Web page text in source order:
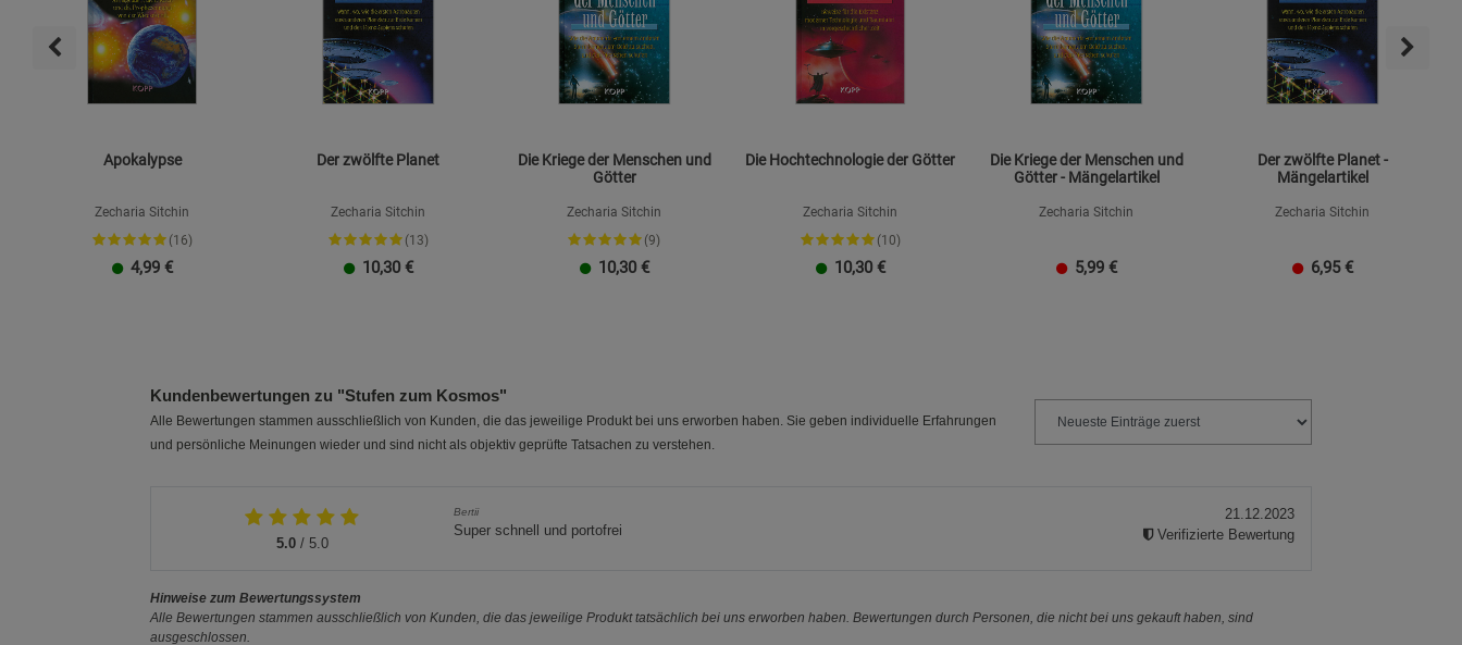
Apokalypse
Zecharia Sitchin
(16)
4,99 €
Der zwölfte Planet
Zecharia Sitchin
(13)
10,30 €
Die Kriege der Menschen und
Götter
Zecharia Sitchin
(9)
10,30 €
Die Hochtechnologie der Götter
Zecharia Sitchin
(10)
10,30 €
Die Kriege der Menschen und
Götter - Mängelartikel
Zecharia Sitchin
5,99 €
Der zwölfte Planet -
Mängelartikel
Zecharia Sitchin
6,95 €
Kundenbewertungen zu "Stufen zum Kosmos"
Alle Bewertungen stammen ausschließlich von Kunden, die das jeweilige Produkt bei uns erworben haben. Sie geben individuelle Erfahrungen
und persönliche Meinungen wieder und sind nicht als objektiv geprüfte Tatsachen zu verstehen.
5.0/ 5.0
Bertii
Super schnell und portofrei
21.12.2023
Verifizierte Bewertung
Hinweise zum Bewertungssystem
Alle Bewertungen stammen ausschließlich von Kunden, die das jeweilige Produkt tatsächlich bei uns erworben haben. Bewertungen durch Personen, die nicht bei uns gekauft haben, sind
ausgeschlossen.